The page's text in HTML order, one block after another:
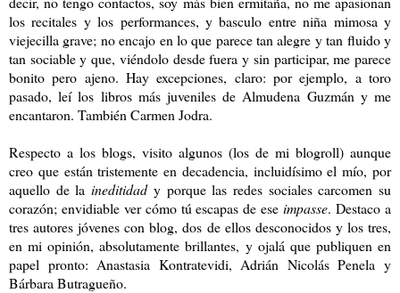
los recitales y los performances, y basculo entre niña mimosa y
viejecilla grave; no encajo en lo que parece tan alegre y tan fluido y
tan sociable y que, viéndolo desde fuera y sin participar, me parece
bonito pero ajeno. Hay excepciones, claro: por ejemplo, a toro
pasado, leí los libros más juveniles de Almudena Guzmán y me
encantaron. También Carmen Jodra.
Respecto a los blogs, visito algunos (los de mi blogroll) aunque
creo que están tristemente en decadencia, incluidísimo el mío, por
aquello de laineditidad y porque las redes sociales carcomen su
corazón; envidiable ver cómo tú escapas de eseimpasse. Destaco a
tres autores jóvenes con blog, dos de ellos desconocidos y los tres,
en mi opinión, absolutamente brillantes, y ojalá que publiquen en
papel pronto: Anastasia Kontratevidi, Adrián Nicolás Penela y
Bárbara Butragueño.